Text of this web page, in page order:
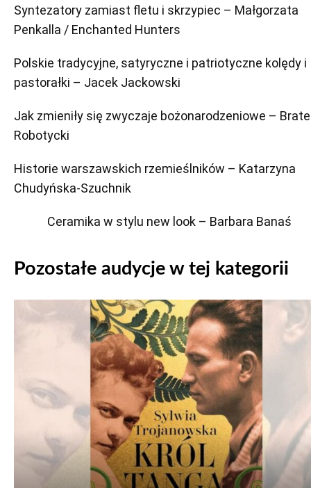
Syntezatory zamiast fletu i skrzypiec – Małgorzata
Penkalla / Enchanted Hunters
Polskie tradycyjne, satyryczne i patriotyczne kolędy i
pastorałki – Jacek Jackowski
Jak zmieniły się zwyczaje bożonarodzeniowe –
Robotycki
Historie warszawskich rzemieślników – Katarzyna
Chudyńska-Szuchnik
Ceramika w stylu new look – Barbara Banaś
Pozostałe audycje w tej kategorii
plików